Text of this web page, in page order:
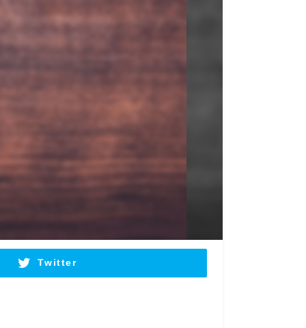
Twitter